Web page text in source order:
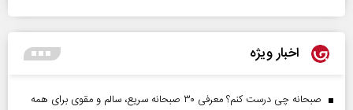
اخبار ویژه
صبحانه چی درست کنم؟ معرفی ۳۰ صبحانه سریع، سالم و مقوی برای همه